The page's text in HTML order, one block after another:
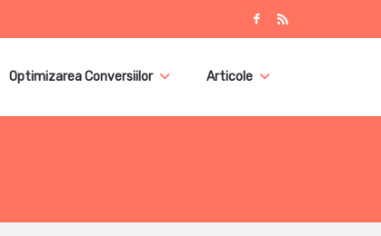
Optimizarea Conversiilor Articole